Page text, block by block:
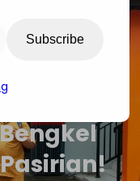
Servis
Pasirian!
Subscribe